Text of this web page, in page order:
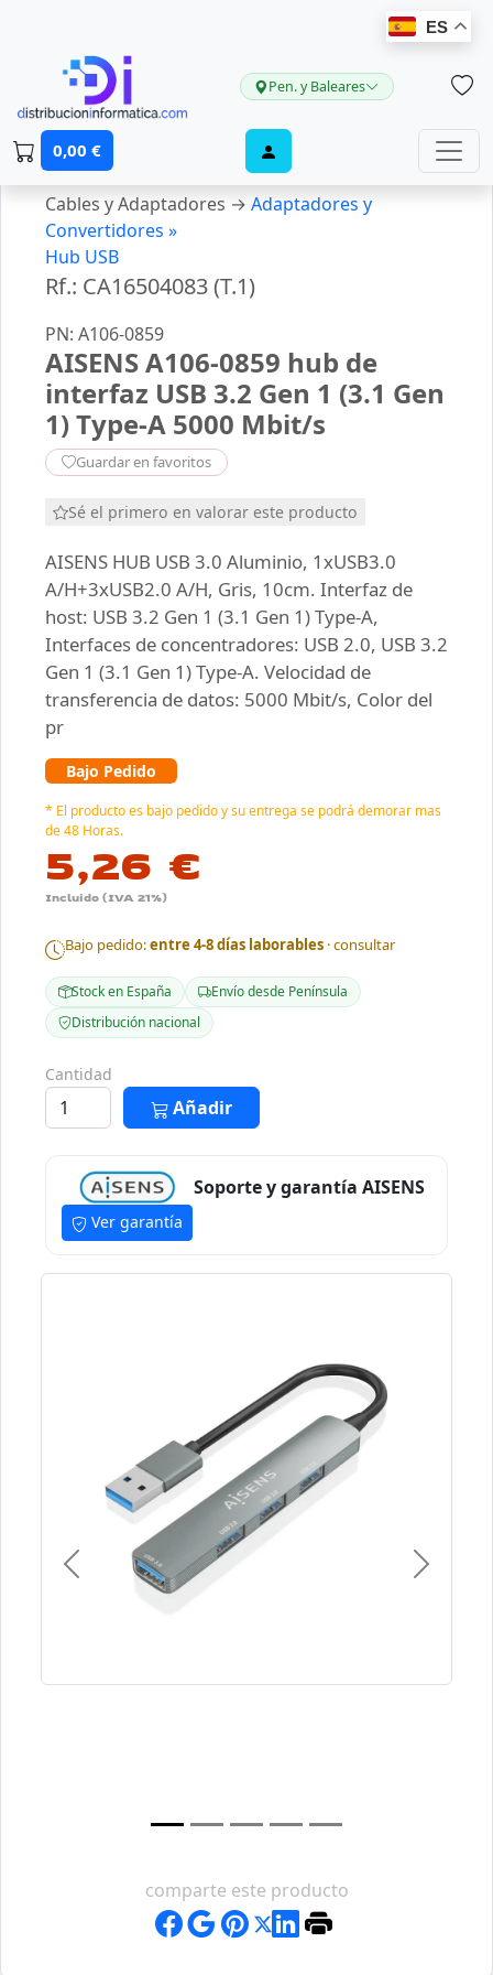
ES
Pen. y Baleares
0,00 €
Cables y Adaptadores → Adaptadores y
Convertidores »
Hub USB
Rf.: CA16504083 (T.1)
PN: A106-0859
AISENS A106-0859 hub de
interfaz USB 3.2 Gen 1 (3.1 Gen
1) Type-A 5000 Mbit/s
Guardar en favoritos
Sé el primero en valorar este producto
AISENS HUB USB 3.0 Aluminio, 1xUSB3.0
A/H+3xUSB2.0 A/H, Gris, 10cm. Interfaz de
host: USB 3.2 Gen 1 (3.1 Gen 1) Type-A,
Interfaces de concentradores: USB 2.0, USB 3.2
Gen 1 (3.1 Gen 1) Type-A. Velocidad de
transferencia de datos: 5000 Mbit/s, Color del
pr
Bajo Pedido
* El producto es bajo pedido y su entrega se podrá demorar mas
de 48 Horas.
5,26 €
Incluido (IVA 21%)
Bajo pedido:entre 4-8 días laborables · consultar
Stock en España
Envío desde Península
Distribución nacional
Cantidad
Añadir
Soporte y garantía AISENS
Ver garantía
Previous Next
comparte este producto